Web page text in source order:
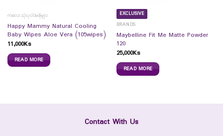
ကလေးသုံးပုဝါအစိုများ
Happy Mammy Natural Cooling
Baby Wipes Aloe Vera (105wipes)
11,000Ks
READ MORE
EXCLUSIVE
BRANDS
Maybelline Fit Me Matte Powder
120
25,000Ks
READ MORE
Contact With Us